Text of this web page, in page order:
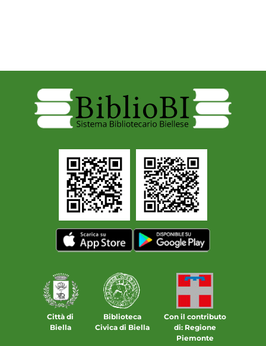
Città di
Biella
Biblioteca
Civica di Biella
Con il contributo
di: Regione
Piemonte